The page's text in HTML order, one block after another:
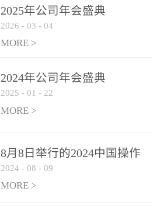
2025年公司年会盛典
2026 - 03 - 04
MORE >
2024年公司年会盛典
2025 - 01 - 22
MORE >
8月8日举行的2024中国操作
系统产业大会渠道论坛，科
网通荣获区域营销优质伙伴
2024 - 08 - 09
MORE >